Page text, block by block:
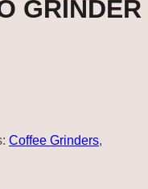
GRINDER
Coffee Grinders,